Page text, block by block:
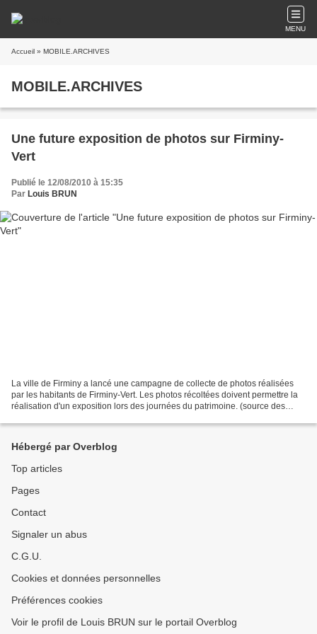
MENU
Accueil » MOBILE.ARCHIVES
MOBILE.ARCHIVES
Une future exposition de photos sur Firminy-
Vert
Publié le 12/08/2010 à 15:35
Par Louis BRUN
La ville de Firminy a lancé une campagne de collecte de photos réalisées
par les habitants de Firminy-Vert. Les photos récoltées doivent permettre la
réalisation d'un exposition lors des journées du patrimoine. (source des
Hébergé par Overblog
Top articles
Pages
Contact
Signaler un abus
C.G.U.
Cookies et données personnelles
Préférences cookies
Voir le profil de Louis BRUN sur le portail Overblog